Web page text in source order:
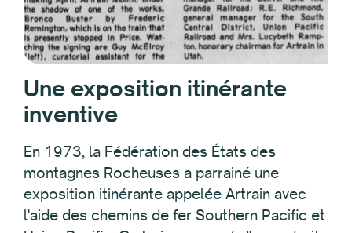
Une exposition itinérante
inventive
En 1973, la Fédération des États des
montagnes Rocheuses a parrainé une
exposition itinérante appelée Artrain avec
l'aide des chemins de fer Southern Pacific et